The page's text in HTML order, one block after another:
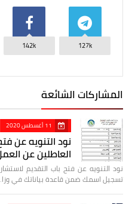
127k
142k
المشاركات الشائعة
11 أغسطس 2020
نود التنويه عن
العاطلين عن
نود التنويه عن فتح باب التقديم
تسجيل اسمك ضمن قاعدة بياناتك في